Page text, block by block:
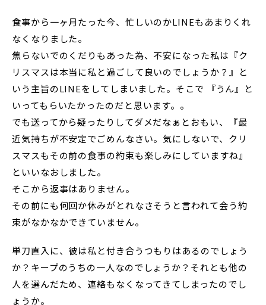
食事から一ヶ月たった今、忙しいのかLINEもあまりくれ
なくなりました。
焦らないでのくだりもあった為、不安になった私は『ク
リスマスは本当に私と過ごして良いのでしょうか？』と
いう主旨のLINEをしてしまいました。そこで 『うん』と
いってもらいたかったのだと思います。。
でも送ってから疑ったりしてダメだなぁとおもい、『最
近気持ちが不安定でごめんなさい。気にしないで、クリ
スマスもその前の食事の約束も楽しみにしていますね』
といいなおしました。
そこから返事はありません。
その前にも何回か休みがとれなさそうと言われて会う約
束がなかなかできていません。
単刀直入に、彼は私と付き合うつもりはあるのでしょう
か？キープのうちの一人なのでしょうか？それとも他の
人を選んだため、連絡もなくなってきてしまったのでし
ょうか。